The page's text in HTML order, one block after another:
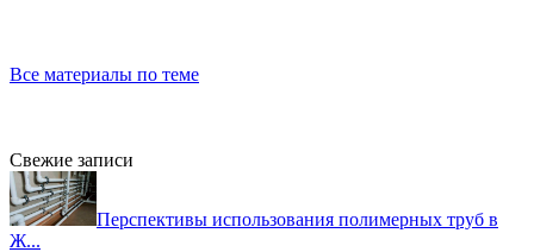
Все материалы по теме
Свежие записи
Перспективы использования полимерных труб в
Ж...